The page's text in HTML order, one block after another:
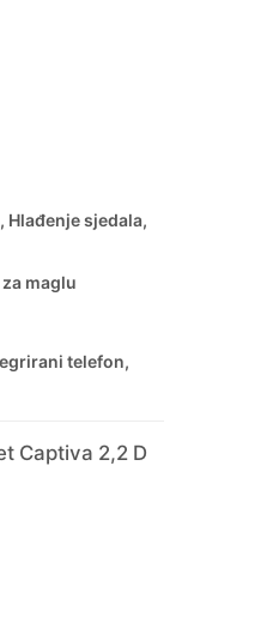
Hlađenje sjedala,
maglu
telefon,
Captiva 2,2 D